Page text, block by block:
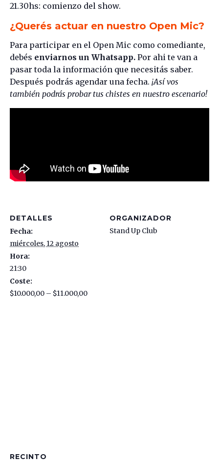
21.30hs: comienzo del show.
¿Querés actuar en nuestro Open Mic?
Para participar en el Open Mic como comediante,
debés enviarnos un Whatsapp. Por ahi te van a
pasar toda la información que necesitás saber.
Después podrás agendar una fecha. ¡Así vos
también podrás probar tus chistes en nuestro escenario!
DETALLES
Fecha:
miércoles, 12 agosto
Hora:
21:30
Coste:
$10.000,00 – $11.000,00
ORGANIZADOR
Stand Up Club
RECINTO